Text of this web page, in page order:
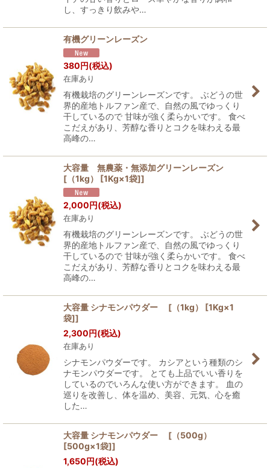
し、すっきり飲みや…
有機グリーンレーズン
380円(税込)
在庫あり
有機栽培のグリーンレーズンです。 ぶどうの世
界的産地トルファン産で、自然の風でゆっくり
干しているので 甘味が強く柔らかいです。 食べ
こだえがあり、芳醇な香りとコクを味わえる最
高峰の…
大容量 無農薬・無添加グリーンレーズン
[（1kg） [1Kg×1袋]]
2,000円(税込)
在庫あり
有機栽培のグリーンレーズンです。 ぶどうの世
界的産地トルファン産で、自然の風でゆっくり
干しているので 甘味が強く柔らかいです。 食べ
こだえがあり、芳醇な香りとコクを味わえる最
高峰の…
大容量 シナモンパウダー [（1kg） [1Kg×1
袋]]
2,300円(税込)
在庫あり
シナモンパウダーです。 カシアという種類のシ
ナモンパウダーです。 とても上品でいい香りを
しているのでいろんな使い方ができます。 血の
巡りを改善し、体を温め、美容、元気、心を癒
した…
大容量 シナモンパウダー [（500g）
[500g×1袋]]
1,650円(税込)